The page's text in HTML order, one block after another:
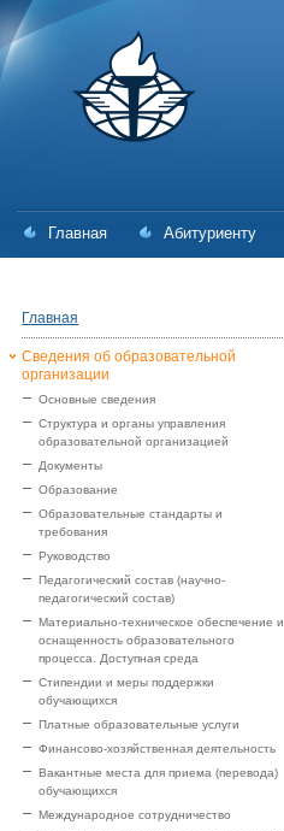
Главная Абитуриенту
Главная
Сведения об образовательной
организации
Основные сведения
Структура и органы управления
образовательной организацией
Документы
Образование
Образовательные стандарты и
требования
Руководство
Педагогический состав (научно-
педагогический состав)
Материально-техническое обеспечение и
оснащенность образовательного
процесса. Доступная среда
Стипендии и меры поддержки
обучающихся
Платные образовательные услуги
Финансово-хозяйственная деятельность
Вакантные места для приема (перевода)
обучающихся
Международное сотрудничество